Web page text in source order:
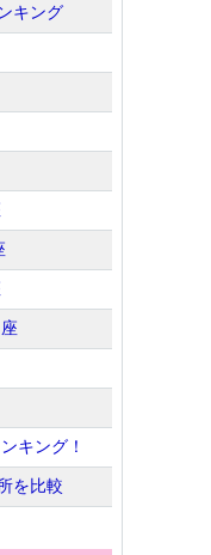
キング
キング！
を比較